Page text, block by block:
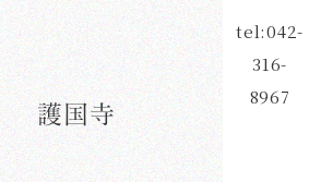
tel:042-
316-
8967
護国寺